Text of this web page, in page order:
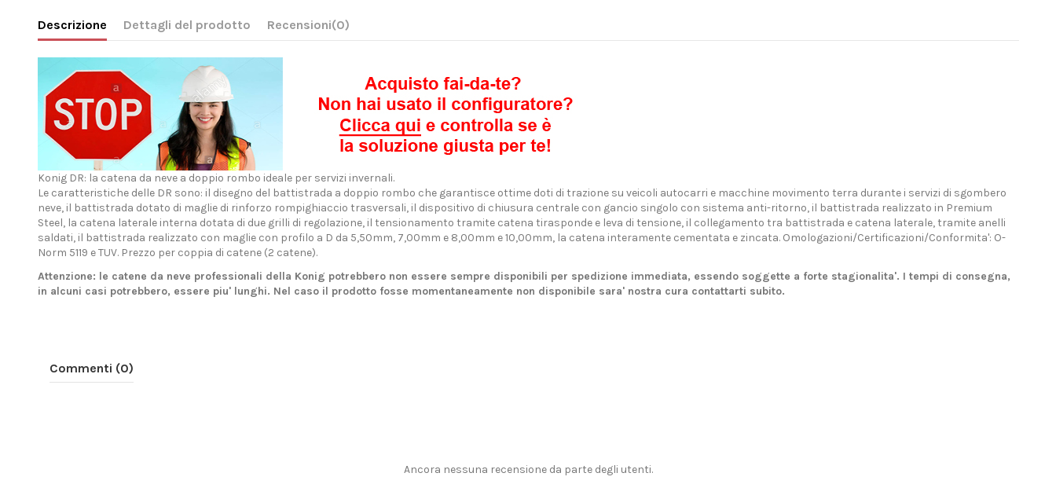
Descrizione Dettagli del prodotto Recensioni(0)
Konig DR: la catena da neve a doppio rombo ideale per servizi invernali.
Le caratteristiche delle DR sono: il disegno del battistrada a doppio rombo che garantisce ottime doti di trazione su veicoli autocarri e macchine movimento terra durante i servizi di sgombero
neve, il battistrada dotato di maglie di rinforzo rompighiaccio trasversali, il dispositivo di chiusura centrale con gancio singolo con sistema anti-ritorno, il battistrada realizzato in Premium
Steel, la catena laterale interna dotata di due grilli di regolazione, il tensionamento tramite catena tirasponde e leva di tensione, il collegamento tra battistrada e catena laterale, tramite anelli
saldati, il battistrada realizzato con maglie con profilo a D da 5,50mm, 7,00mm e 8,00mm e 10,00mm, la catena interamente cementata e zincata. Omologazioni/Certificazioni/Conformita': O-
Norm 5119 e TUV. Prezzo per coppia di catene (2 catene).
Attenzione: le catene da neve professionali della Konig potrebbero non essere sempre disponibili per spedizione immediata, essendo soggette a forte stagionalita'. I tempi di consegna,
in alcuni casi potrebbero, essere piu' lunghi. Nel caso il prodotto fosse momentaneamente non disponibile sara' nostra cura contattarti subito.
Commenti (0)
Ancora nessuna recensione da parte degli utenti.